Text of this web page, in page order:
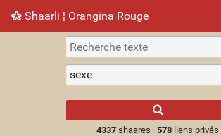
Shaarli ¦ Orangina Rouge
Nuage de tags Mur d'images
results.
4337shaares · 578liens privés